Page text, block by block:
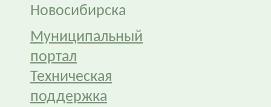
Новосибирска
Муниципальный
портал
Техническая
поддержка